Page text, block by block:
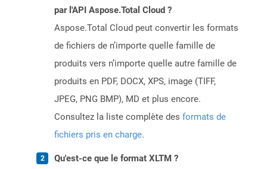
par l'API Aspose.Total Cloud ?
Aspose.Total Cloud peut convertir les formats
de fichiers de n’importe quelle famille de
produits vers n’importe quelle autre famille de
produits en PDF, DOCX, XPS, image (TIFF,
JPEG, PNG BMP), MD et plus encore.
Consultez la liste complète des formats de
fichiers pris en charge.
Qu'est-ce que le format XLTM ?